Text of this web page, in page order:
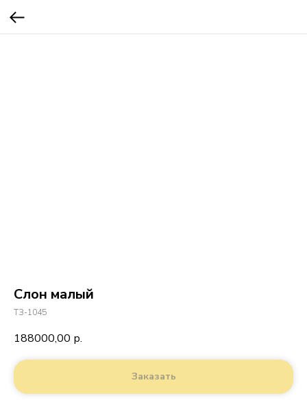
Слон малый
ТЗ-1045
188000,00 р.
Заказать